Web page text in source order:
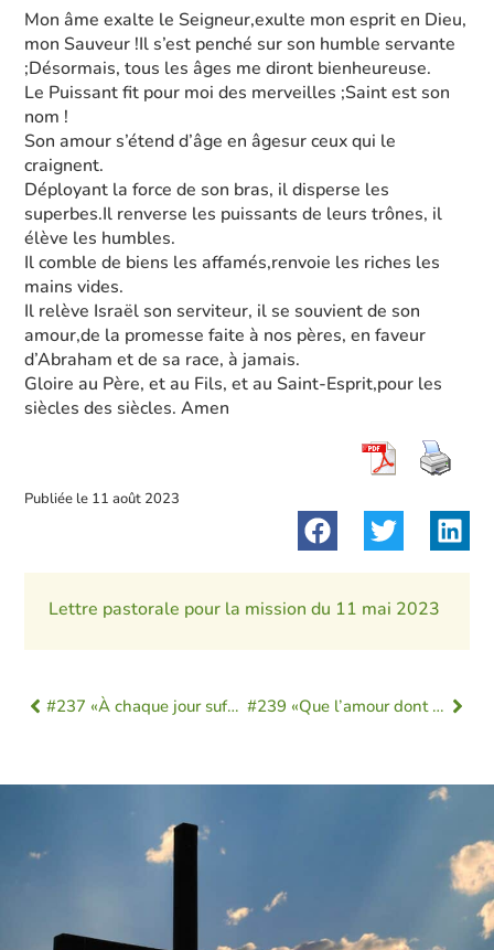
Mon âme exalte le Seigneur,exulte mon esprit en Dieu,
mon Sauveur !Il s’est penché sur son humble servante
;Désormais, tous les âges me diront bienheureuse.
Le Puissant fit pour moi des merveilles ;Saint est son
nom !
Son amour s’étend d’âge en âgesur ceux qui le
craignent.
Déployant la force de son bras, il disperse les
superbes.Il renverse les puissants de leurs trônes, il
élève les humbles.
Il comble de biens les affamés,renvoie les riches les
mains vides.
Il relève Israël son serviteur, il se souvient de son
amour,de la promesse faite à nos pères, en faveur
d’Abraham et de sa race, à jamais.
Gloire au Père, et au Fils, et au Saint-Esprit,pour les
siècles des siècles. Amen
Publiée le 11 août 2023
Lettre pastorale pour la mission du 11 mai 2023
#237 «À chaque jour suffit sa peine.» #239 «Que l’amour dont tu m’as aimé soit en eux …»